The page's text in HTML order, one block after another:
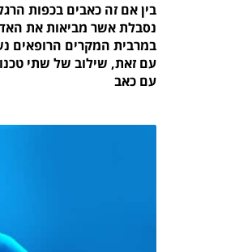
בין אם זה כאבים בכפות
נסבלת אשר מביאות את
במרבית המקרים הרופאים
עם זאת, שילוב של שתי
עם כאב